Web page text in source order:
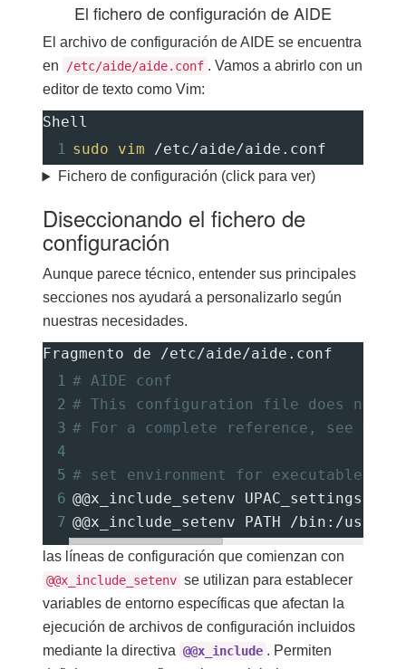
El fichero de configuración de AIDE
El archivo de configuración de AIDE se encuentra
en
/etc/aide/aide.conf . Vamos a abrirlo con un
editor de texto como Vim:
Shell
1 sudo vim /etc/aide/aide.conf
Fichero de configuración (click para ver)
Diseccionando el fichero de
configuración
Aunque parece técnico, entender sus principales
secciones nos ayudará a personalizarlo según
nuestras necesidades.
Fragmento de /etc/aide/aide.conf
1 # AIDE conf
2 # This configuration file does not
3 # For a complete reference, see man
4
5 # set environment for executable
6 @@x_include_setenv
7 @@x_include_setenv PATH /bin:/usr/
las líneas de configuración que comienzan con
@@x_include_setenv se utilizan para establecer
variables de entorno específicas que afectan la
ejecución de archivos de configuración incluidos
mediante la directiva @@x_include . Permiten